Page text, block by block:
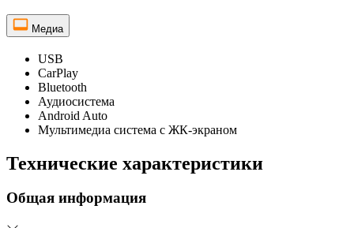
Медиа
USB
CarPlay
Bluetooth
Аудиосистема
Android Auto
Мультимедиа система с ЖК-экраном
Технические характеристики
Общая информация